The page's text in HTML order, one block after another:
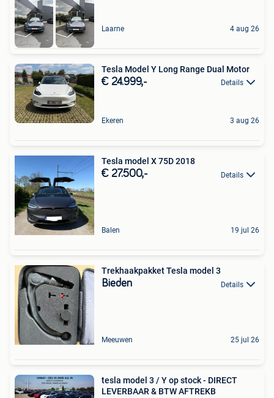
Laarne 4 aug 26
Tesla Model Y Long Range Dual Motor
€ 24.999,- Details
Ekeren 3 aug 26
Tesla model X 75D 2018
€ 27.500,- Details
Balen 19 jul 26
Trekhaakpakket Tesla model 3
Bieden Details
Meeuwen 25 jul 26
tesla model 3 / Y op stock - DIRECT
LEVERBAAR & BTW AFTREKB